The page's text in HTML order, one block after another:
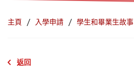
主頁 入學申請 學生和畢業生故事
返回